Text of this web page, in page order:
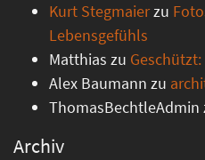
Kurt Stegmaierzu
Lebensgefühls
Matthias zu
Alex Baumann zu
ThomasBechtleAdmin
Archiv